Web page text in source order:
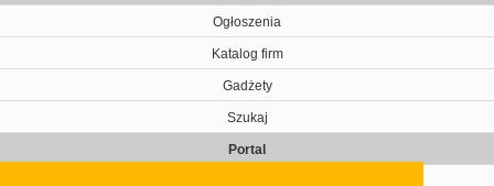
Ogłoszenia
Katalog firm
Gadżety
Szukaj
Portal